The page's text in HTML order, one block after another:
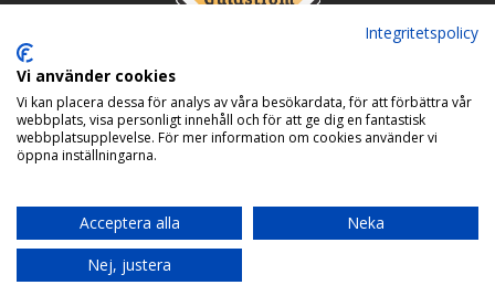
Copyright © 2026 Guldström
Integritetspolicy
Vi använder cookies
Vi kan placera dessa för analys av våra besökardata, för att förbättra vår
webbplats, visa personligt innehåll och för att ge dig en fantastisk
webbplatsupplevelse. För mer information om cookies använder vi
öppna inställningarna.
Acceptera alla
Neka
Nej, justera